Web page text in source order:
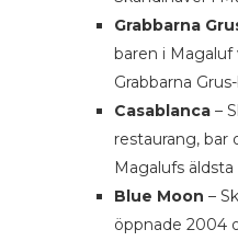
Grabbarna
baren i Magaluf
Grabbarna
Casablanca –
restaurang,
Magalufs äldsta
Blue Moon –
öppnade 2004